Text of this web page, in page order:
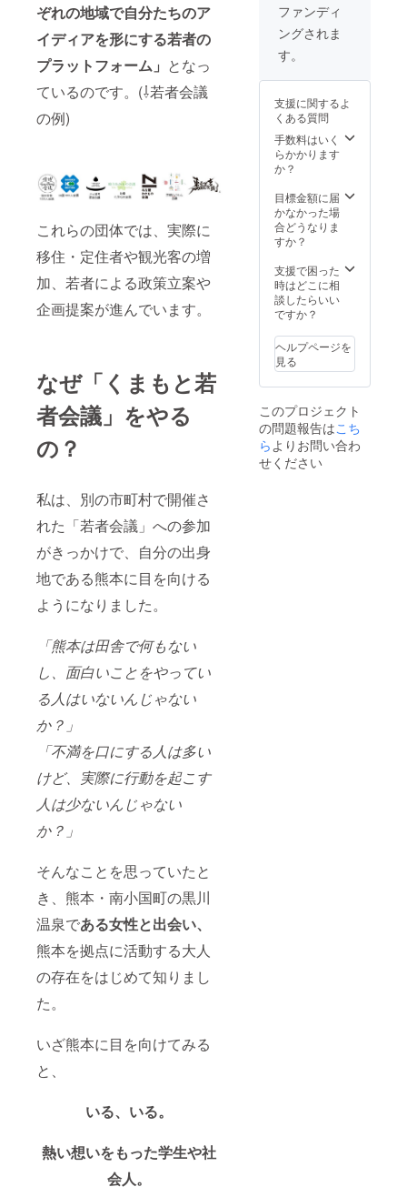
ぞれの地域で自分たちのア
イディアを形にする若者の
プラットフォーム」 となっ
ているのです。(⇩若者会議
の例)
これらの団体では、実際に
移住・定住者や観光客の増
加、若者による政策立案や
企画提案が進んでいます。
なぜ「くまもと若
者会議」をやる
の？
私は、別の市町村で開催さ
れた「若者会議」への参加
がきっかけで、自分の出身
地である熊本に目を向ける
ようになりました。
「熊本は田舎で何もない
し、面白いことをやってい
る人はいないんじゃない
か？」
「不満を口にする人は多い
けど、実際に行動を起こす
人は少ないんじゃない
か？」
そんなことを思っていたと
き、熊本・南小国町の黒川
温泉である女性と出会い、
熊本を拠点に活動する大人
の存在をはじめて知りまし
た。
いざ熊本に目を向けてみる
と、
いる、いる。
熱い想いをもった学生や社
会人。
ファンディ
ングされま
す。
支援に関するよ
くある質問
手数料はいく
らかかります
か？
目標金額に届
かなかった場
合どうなりま
すか？
支援で困った
時はどこに相
談したらいい
ですか？
ヘルプページを
見る
このプロジェクト
の問題報告はこち
らよりお問い合わ
せください